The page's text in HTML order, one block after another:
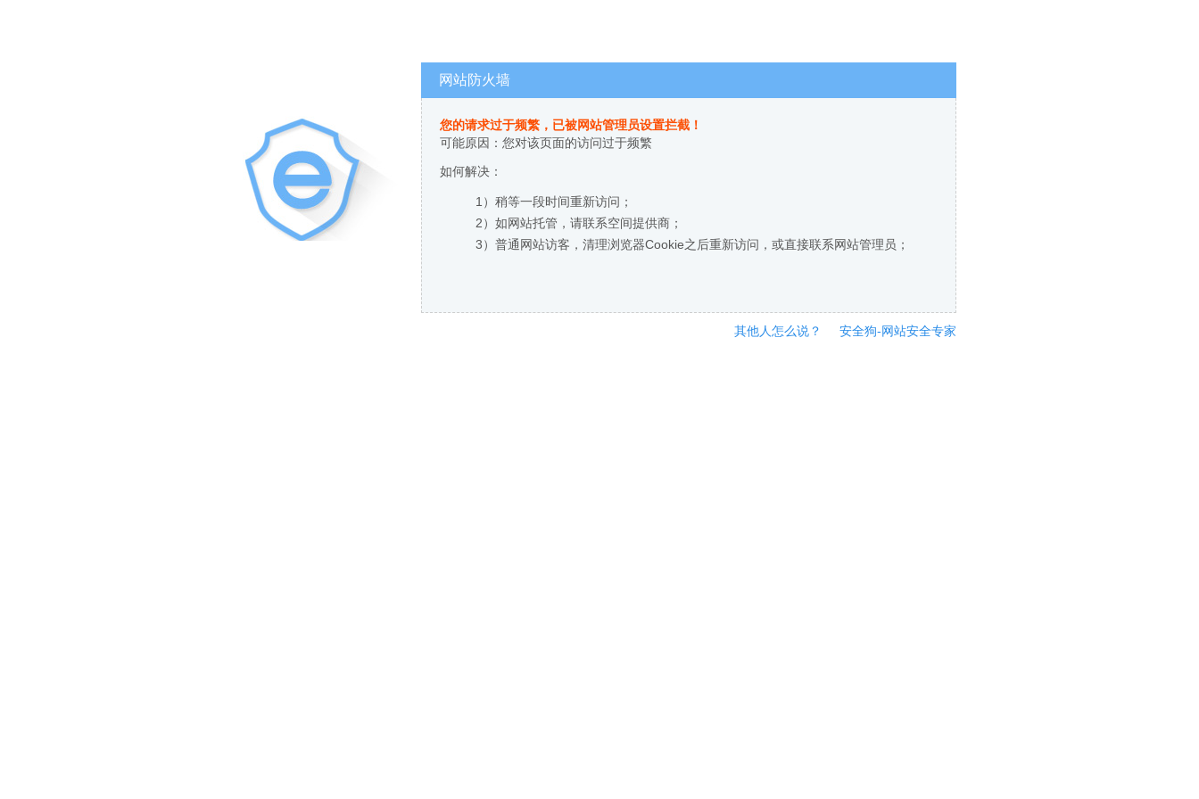
网站防火墙
您的请求过于频繁，已被网站管理员设置拦截！
可能原因：您对该页面的访问过于频繁
如何解决：
1）稍等一段时间重新访问；
2）如网站托管，请联系空间提供商；
3）普通网站访客，清理浏览器Cookie之后重新访问，或直接联系网站管理员；
其他人怎么说？ 安全狗-网站安全专家